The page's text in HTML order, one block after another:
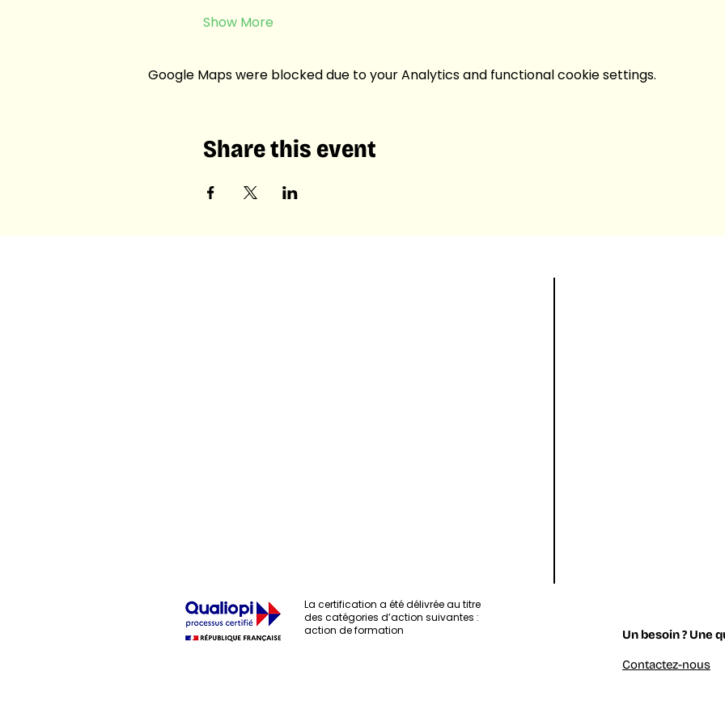
Show More
Google Maps were blocked due to your Analytics and functional cookie settings.
Share this event
La certification a été délivrée au titre
des catégories d’action suivantes :
action de formation
Un besoin ? Une
Contactez-nous